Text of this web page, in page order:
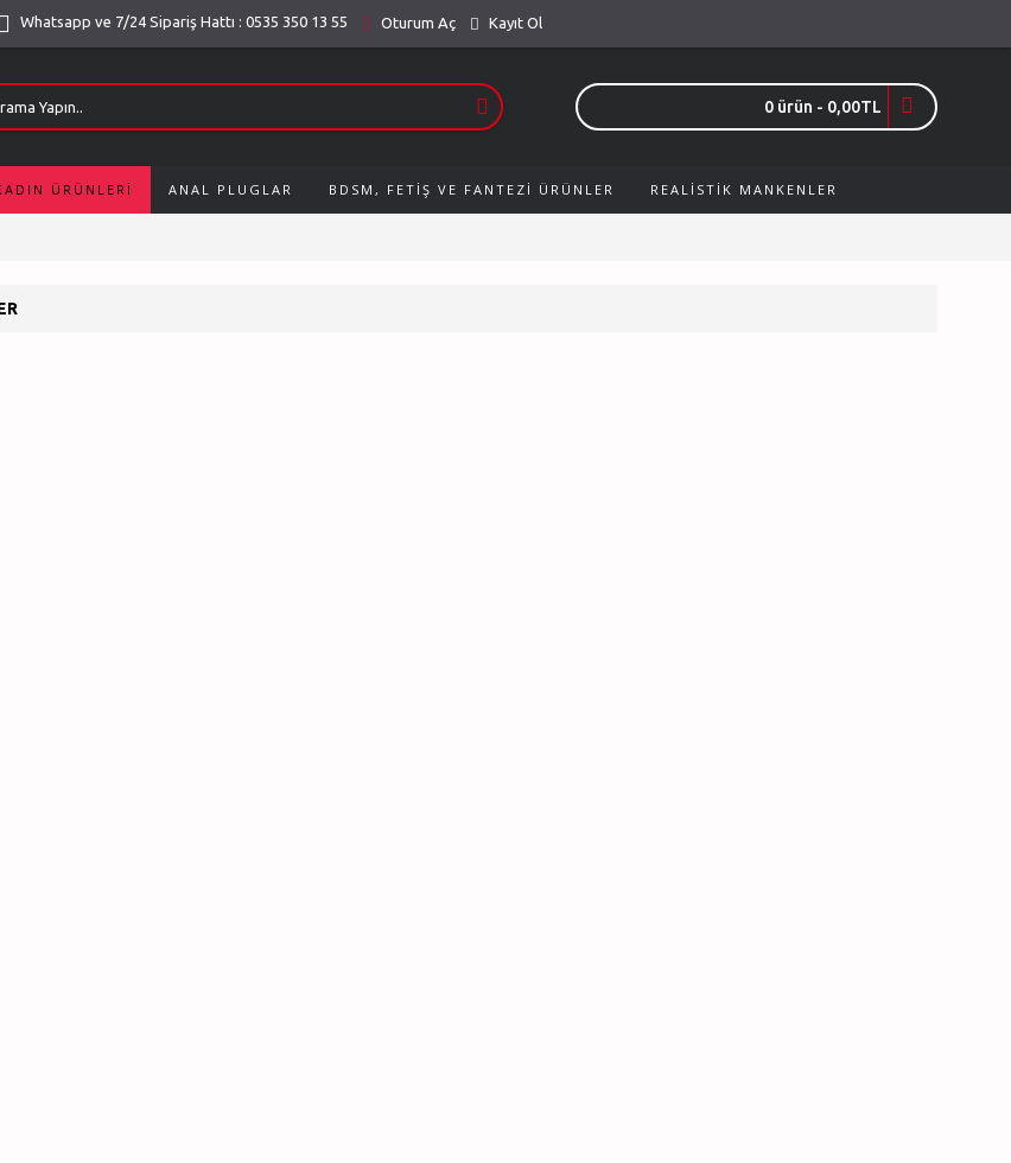
Whatsapp ve 7/24 Sipariş Hattı : 0535 350 13 55 Oturum Aç Kayıt Ol
0 ürün - 0,00TL
ÜRÜNLERI ANAL PLUGLAR BDSM, FETIŞ VE FANTEZI ÜRÜNLER REALISTIK MANKENLER